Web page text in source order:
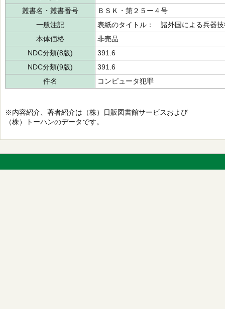
叢書名・叢書番号
ＢＳＫ・第２５ー４号
一般注記
表紙のタイトル： 諸外国による兵器
本体価格
非売品
NDC分類(8版)
391.6
NDC分類(9版)
391.6
件名
コンピュータ犯罪
※内容紹介、著者紹介は（株）日販図書館サービスおよび
（株）トーハンのデータです。